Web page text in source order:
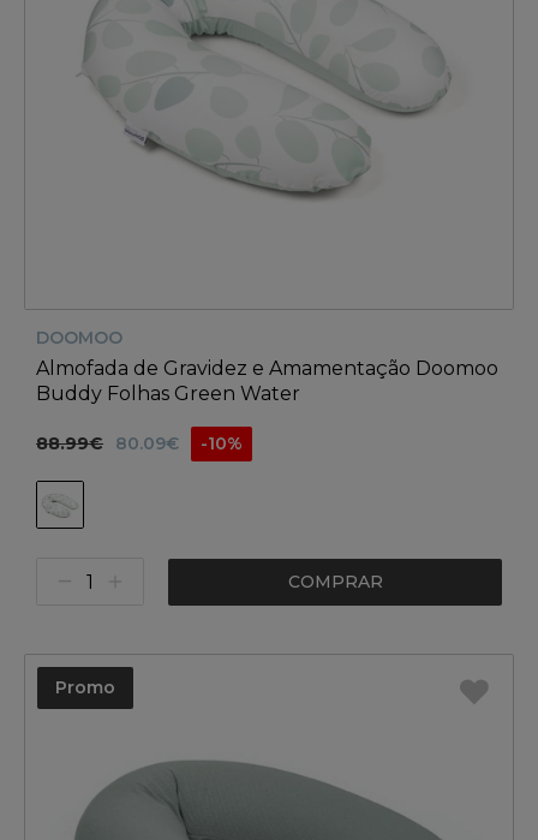
DOOMOO
Almofada de Gravidez e Amamentação Doomoo
Buddy Folhas Green Water
88.99€ 80.09€ -10%
COMPRAR
Promo